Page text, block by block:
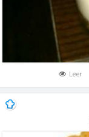
Leer